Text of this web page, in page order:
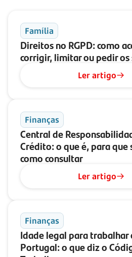
Família
Direitos no RGPD: como
corrigir, limitar ou pedir os
Ler artigo
Finanças
Central de
Crédito: o que é, para que
como consultar
Ler artigo
Finanças
Idade legal para trabalhar
Portugal: o que diz o